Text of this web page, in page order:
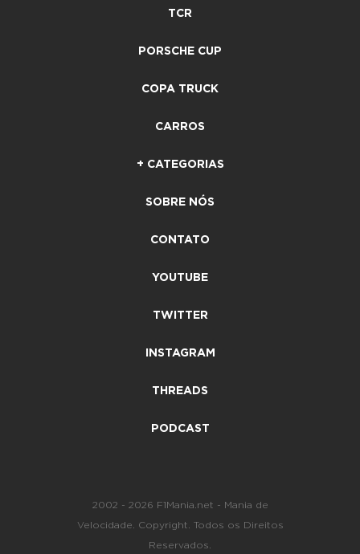
TCR
PORSCHE CUP
COPA TRUCK
CARROS
+ CATEGORIAS
SOBRE NÓS
CONTATO
YOUTUBE
TWITTER
INSTAGRAM
THREADS
PODCAST
2002 - 2026 F1Mania.net - Mania de
Velocidade. Copyright. Todos os Direitos
Reservados.